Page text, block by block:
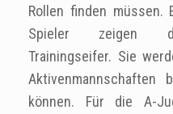
Rollen finden
Spieler zeigen
Trainingseifer. Sie
Aktivenmannschaften
können. Für die A-